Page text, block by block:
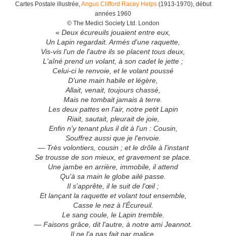
Cartes Postale illustrée,Angus Clifford Racey Helps (1913-1970), début
années 1960
© The Medici Society Ltd. London
« Deux écureuils jouaient entre eux,
Un Lapin regardait. Armés d'une raquette,
Vis-vis l'un de l'autre ils se placent tous deux,
L'aîné prend un volant, à son cadet le jette ;
Celui-ci le renvoie, et le volant poussé
D'une main habile et légère,
Allait, venait, toujours chassé,
Mais ne tombait jamais à terre.
Les deux pattes en l'air, notre petit Lapin
Riait, sautait, pleurait de joie,
Enfin n'y tenant plus il dit à l'un : Cousin,
Souffrez aussi que je l'envoie.
— Très volontiers, cousin ; et le drôle à l'instant
Se trousse de son mieux, et gravement se place.
Une jambe en arrière, immobile, il attend
Qu'à sa main le globe ailé passe.
Il s'apprête, il le suit de l'œil ;
Et lançant la raquette et volant tout ensemble,
Casse le nez à l'Écureuil.
Le sang coule, le Lapin tremble.
— Faisons grâce, dit l'autre, à notre ami Jeannot.
Il ne l'a pas fait par malice.